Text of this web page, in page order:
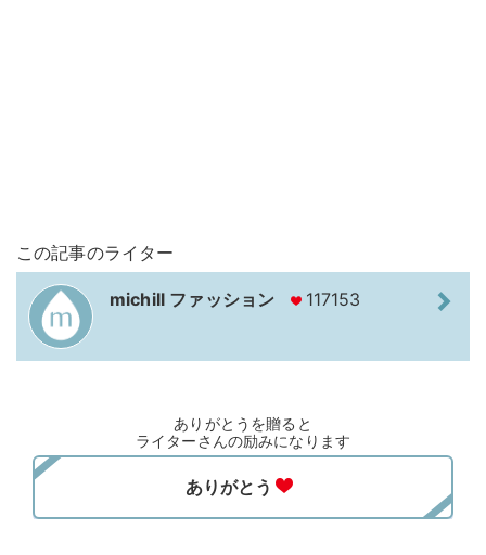
この記事のライター
michill ファッション 117153
ありがとうを贈ると
ライターさんの励みになります